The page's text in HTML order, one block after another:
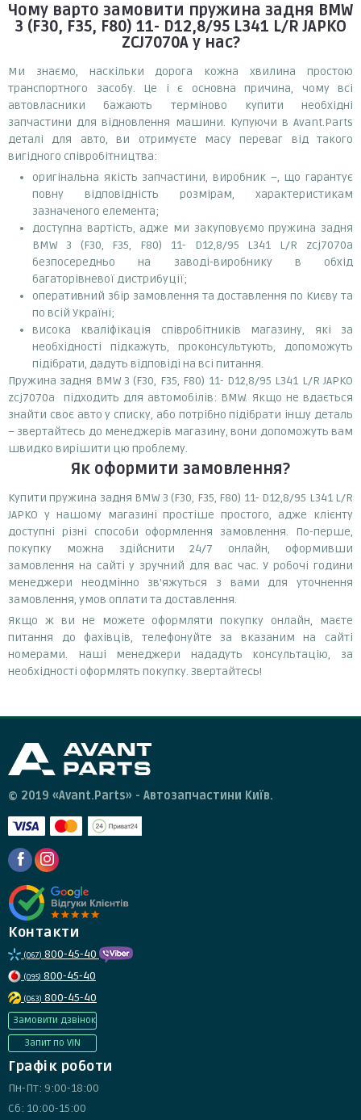
Чому варто замовити пружина задня BMW
3 (F30, F35, F80) 11- D12,8/95 L341 L/R JAPKO
ZCJ7070Aу нас?
Ми знаємо, наскільки дорога кожна хвилина простою
транспортного засобу. Це і є основна причина, чому всі
автовласники бажають терміново купити необхідні
запчастини для відновлення машини. Купуючи в Avant.Parts
деталі для авто, ви отримуєте масу переваг від такого
вигідного співробітництва:
оригінальна якість запчастини, виробник –, що гарантує
повну відповідність розмірам, характеристикам
зазначеного елемента;
доступна вартість, адже ми закуповуємо пружина задня
BMW 3 (F30, F35, F80) 11- D12,8/95 L341 L/R zcj7070a
безпосередньо на заводі-виробнику в обхід
багаторівневої дистрибуції;
оперативний збір замовлення та доставлення по Києву та
по всій Україні;
висока кваліфікація співробітників магазину, які за
необхідності підкажуть, проконсультують, допоможуть
підібрати, дадуть відповіді на всі питання.
Пружина задня BMW 3 (F30, F35, F80) 11- D12,8/95 L341 L/R JAPKO
zcj7070a підходить для автомобілів: BMW. Якщо не вдається
знайти своє авто у списку, або потрібно підібрати іншу деталь
– звертайтесь до менеджерів магазину, вони допоможуть вам
швидко вирішити цю проблему.
Як оформити замовлення?
Купити пружина задня BMW 3 (F30, F35, F80) 11- D12,8/95 L341 L/R
JAPKO у нашому магазині простіше простого, адже клієнту
доступні різні способи оформлення замовлення. По-перше,
покупку можна здійснити 24/7 онлайн, оформивши
замовлення на сайті у зручний для вас час. У робочі години
менеджери неодмінно зв'яжуться з вами для уточнення
замовлення, умов оплати та доставлення.
Якщо ж ви не можете оформляти покупку онлайн, маєте
питання до фахівців, телефонуйте за вказаним на сайті
номерами. Наші менеджери нададуть консультацію, за
необхідності оформлять покупку. Звертайтесь!
© 2019 «Avant.Parts» - Автозапчастини Київ.
Контакти
(067) 800-45-40
(095) 800-45-40
(063) 800-45-40
Замовити дзвінок
Запит по VIN
Графік роботи
Пн-Пт: 9:00-18:00
Сб: 10:00-15:00